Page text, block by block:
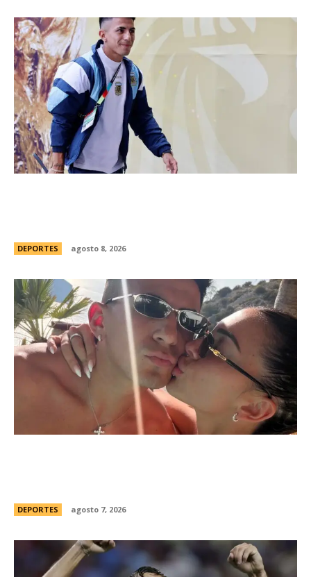
DEPORTES agosto 8, 2026
DEPORTES agosto 7, 2026